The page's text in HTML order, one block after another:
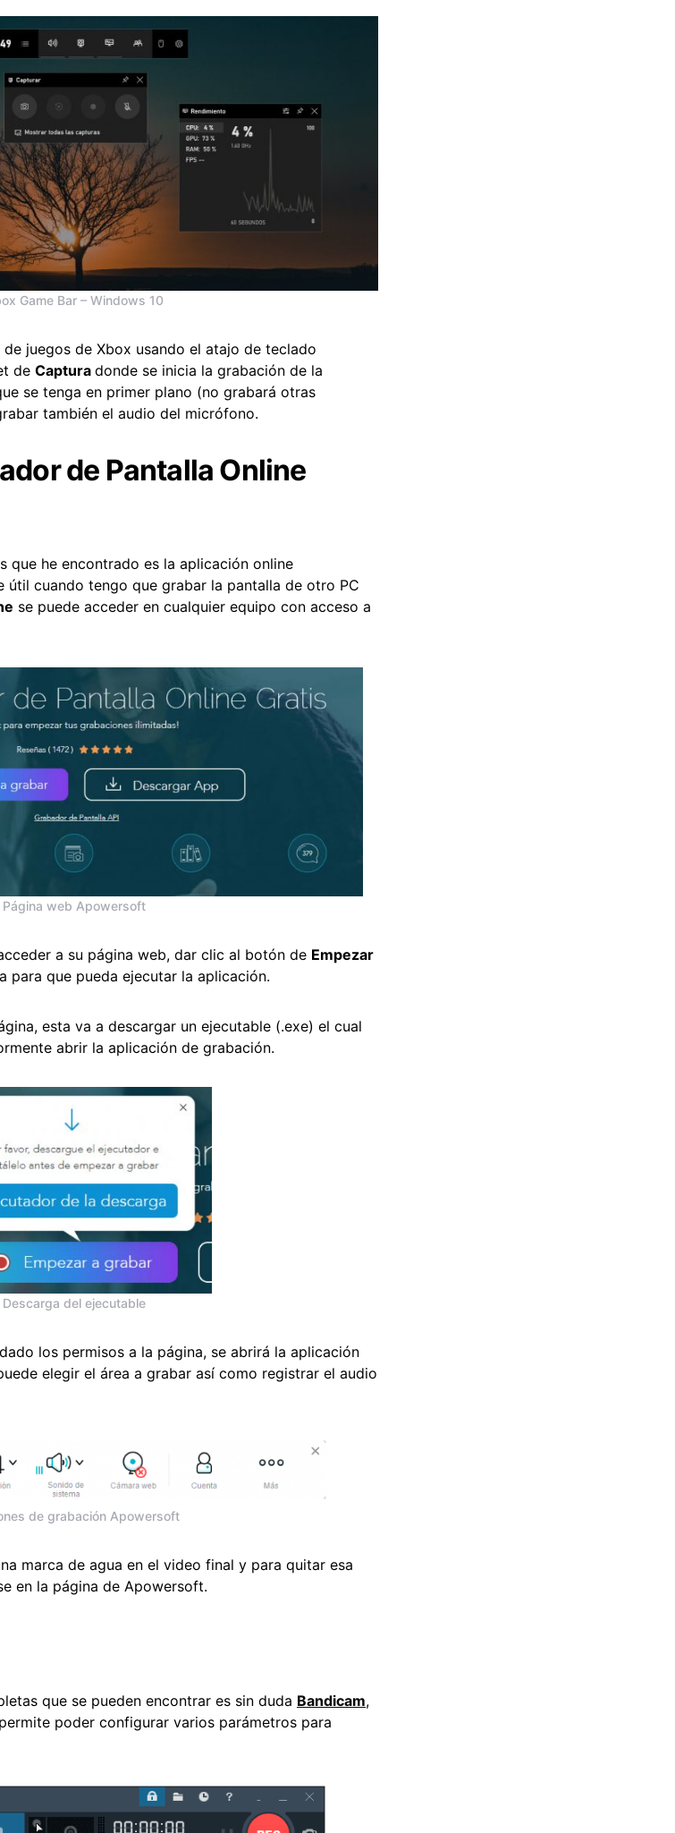
Game Bar – Windows 10
juegos de Xbox usando el atajo de teclado
de Captura donde se inicia la grabación de la
se tenga en primer plano (no grabará otras
también el audio del micrófono.
de Pantalla Online
que he encontrado es la aplicación online
útil cuando tengo que grabar la pantalla de otro PC
se puede acceder en cualquier equipo con acceso a
Página web Apowersoft
a su página web, dar clic al botón de Empezar
para que pueda ejecutar la aplicación.
esta va a descargar un ejecutable (.exe) el cual
abrir la aplicación de grabación.
Descarga del ejecutable
los permisos a la página, se abrirá la aplicación
elegir el área a grabar así como registrar el audio
de grabación Apowersoft
marca de agua en el video final y para quitar esa
en la página de Apowersoft.
que se pueden encontrar es sin duda Bandicam,
poder configurar varios parámetros para